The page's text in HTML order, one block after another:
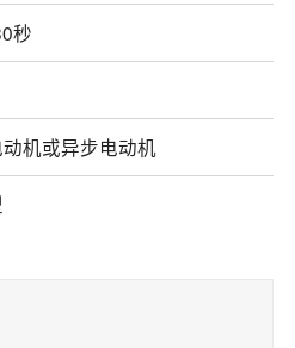
秒
机或异步电动机